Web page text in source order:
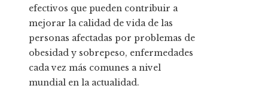
efectivos que pueden contribuir a
mejorar la calidad de vida de las
personas afectadas por problemas de
obesidad y sobrepeso, enfermedades
cada vez más comunes a nivel
mundial en la actualidad.